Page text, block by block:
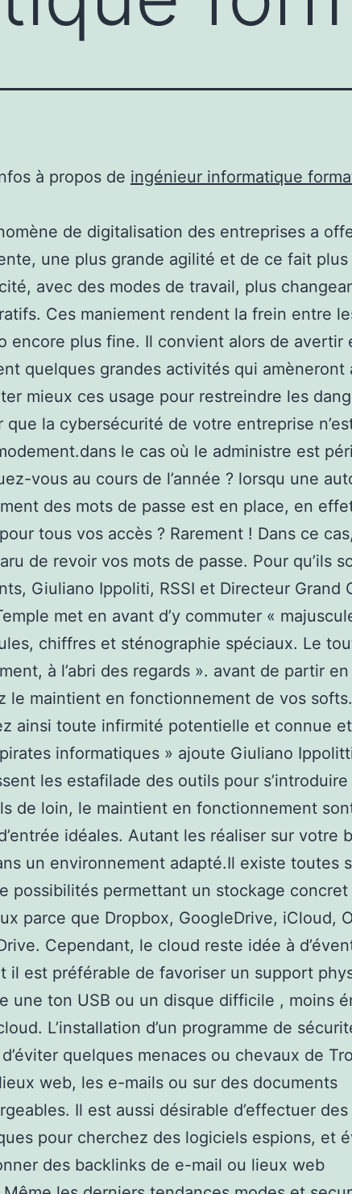
à propos de ingénieur informatique
de digitalisation des entreprises a
une plus grande agilité et de ce fait plus
avec des modes de travail, plus
Ces maniement rendent la frein entre
encore plus fine. Il convient alors de avertir
quelques grandes activités qui amèneront
mieux ces usage pour restreindre les
que la cybersécurité de votre entreprise
le cas où le administre est
vous au cours de l’année ? lorsqu une
des mots de passe est en place, en
tous vos accès ? Rarement ! Dans ce
de revoir vos mots de passe. Pour qu’ils
Giuliano Ippoliti, RSSI et Directeur Grand
met en avant d’y commuter «
chiffres et sténographie spéciaux. Le
à l’abri des regards ». avant de partir
le maintient en fonctionnement de vos
ainsi toute infirmité potentielle et connue
informatiques » ajoute Giuliano
les estafilade des outils pour
de loin, le maintient en fonctionnement
idéales. Autant les réaliser sur votre
un environnement adapté.Il existe toutes
possibilités permettant un stockage concret
parce que Dropbox, GoogleDrive, iCloud,
Cependant, le cloud reste idée à
il est préférable de favoriser un support
une ton USB ou un disque difficile , moins
L’installation d’un programme de
quelques menaces ou chevaux de
web, les e-mails ou sur des documents
Il est aussi désirable d’effectuer
pour cherchez des logiciels espions, et
des backlinks de e-mail ou lieux web